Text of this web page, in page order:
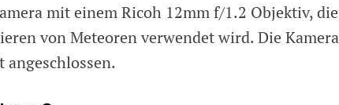
mit einem Ricoh 12mm f/1.2 Objektiv,
von Meteoren verwendet wird. Die
angeschlossen.